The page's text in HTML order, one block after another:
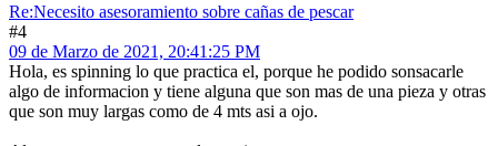
Re:Necesito asesoramiento sobre cañas de pescar
#4
09 de Marzo de 2021, 20:41:25 PM
Hola, es spinning lo que practica el, porque he podido sonsacarle
algo de informacion y tiene alguna que son mas de una pieza y otras
que son muy largas como de 4 mts asi a ojo.